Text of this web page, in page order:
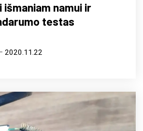
išmaniam namui ir
testas
2020.11.22